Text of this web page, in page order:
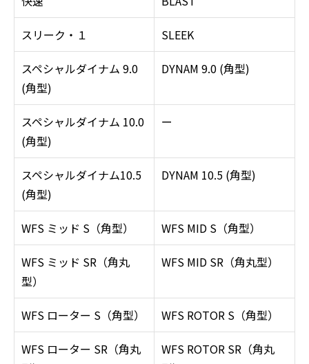
スリーク・１ SLEEK
スペシャルダイナム 9.0
(角型)
DYNAM 9.0 (角型)
スペシャルダイナム 10.0
(角型)
ー
スペシャルダイナム10.5
(角型)
DYNAM 10.5 (角型)
WFS ミッド S（角型） WFS MID S（角型）
WFS ミッド SR（角丸
型）
WFS MID SR（角丸型）
WFS ローター S（角型） WFS ROTOR S（角型）
WFS ローター SR（角丸
WFS ROTOR SR（角丸